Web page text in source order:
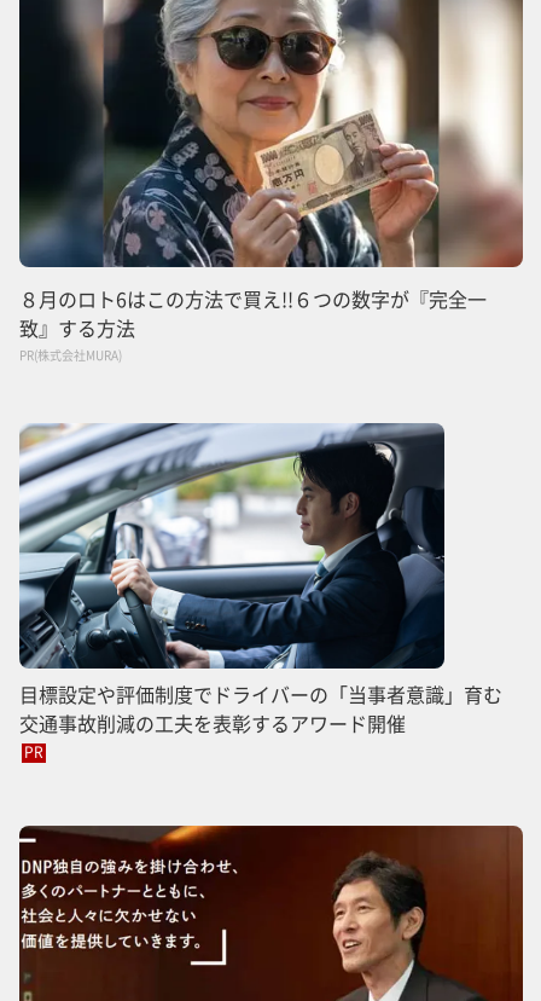
８月のロト6はこの方法で買え!!６つの数字が『完全一
致』する方法
PR(株式会社MURA)
目標設定や評価制度でドライバーの「当事者意識」育む
交通事故削減の工夫を表彰するアワード開催
PR